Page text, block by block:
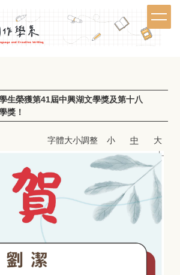
生榮獲第41屆中興湖文學獎及第十八
獎！
字體大小調整 小 中 大